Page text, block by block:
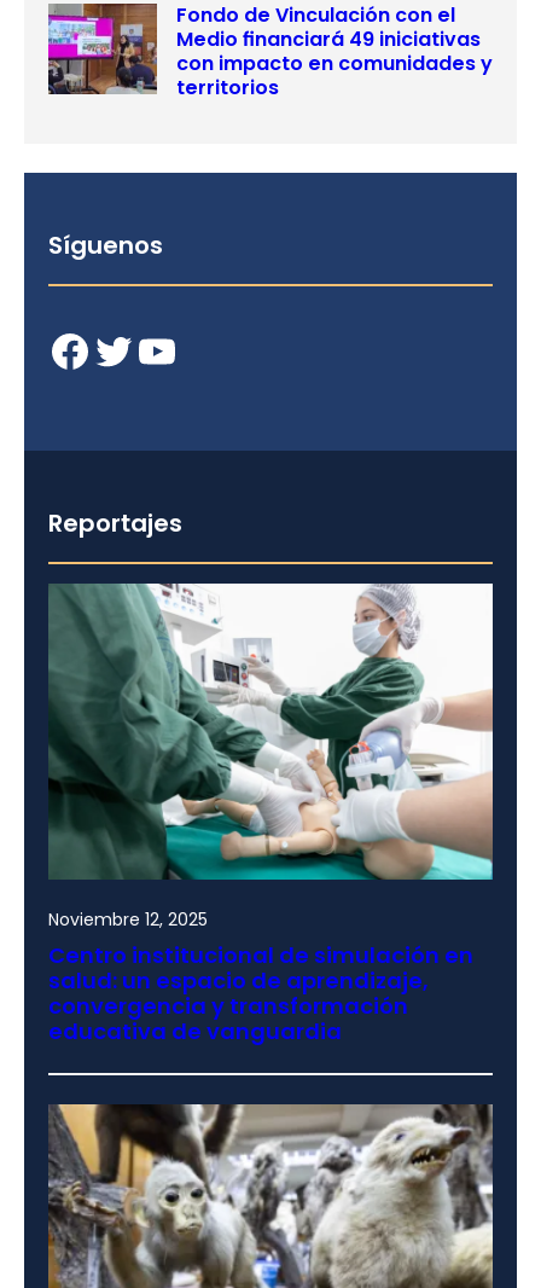
Fondo de Vinculación con el
Medio financiará 49 iniciativas
con impacto en comunidades y
territorios
Síguenos
Facebook Twitter YouTube
Reportajes
Noviembre 12, 2025
Centro institucional de simulación en
salud: un espacio de aprendizaje,
convergencia y transformación
educativa de vanguardia